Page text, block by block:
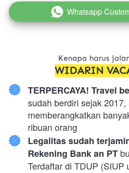
` Whatsapp
Kenapa harus
WIDARIN
TERPERCAYA! Travel
sudah berdiri sejak 2017,
memberangkatkan
ribuan orang
Legalitas sudah
Rekening Bank an PT
Terdaftar di TDUP (SIUP